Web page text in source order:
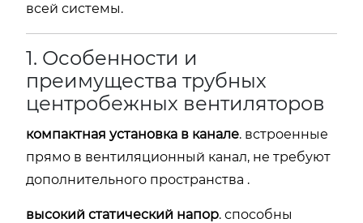
всей системы.
1. Особенности и
преимущества трубных
центробежных вентиляторов
компактная установка в канале. встроенные
прямо в вентиляционный канал, не требуют
дополнительного пространства .
высокий статический напор. способны